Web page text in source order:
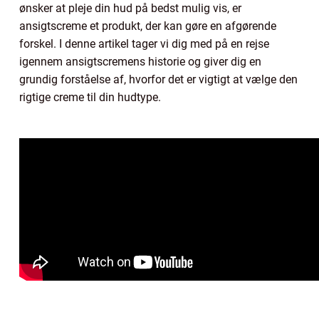
ønsker at pleje din hud på bedst mulig vis, er
ansigtscreme et produkt, der kan gøre en afgørende
forskel. I denne artikel tager vi dig med på en rejse
igennem ansigtscremens historie og giver dig en
grundig forståelse af, hvorfor det er vigtigt at vælge den
rigtige creme til din hudtype.